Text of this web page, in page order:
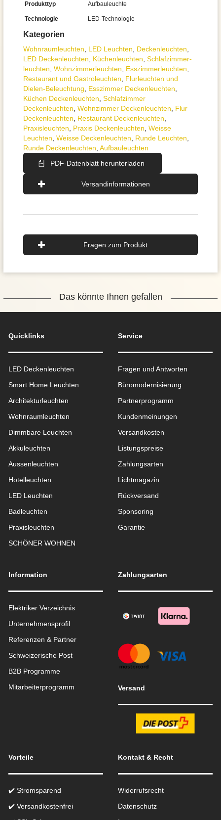
Kategorien
Wohnraum­leuchten LED Leuchten Decken­leuchten
LED Deckenleuchten
Küchenleuchten Schlafzimmer­
leuchten Wohnzimmer­leuchten Esszimmer­­leuchten
Restaurant und Gastroleuchten
Flurleuchten und
Dielen-Beleuchtung
Esszimmer Deckenleuchten
Küchen Deckenleuchten Schlafzimmer
Deckenleuchten Wohnzimmer Deckenleuchten
Flur
Deckenleuchten
Restaurant Deckenleuchten
Praxisleuchten
Praxis Deckenleuchten Weisse
Leuchten Weisse Deckenleuchten Runde Leuchten
Runde Deckenleuchten Aufbauleuchten
PDF-Datenblatt herunterladen
Versandinformationen
Produkttyp Aufbauleuchte
Technologie LED-Technologie
Fragen zum Produkt
Das könnte Ihnen gefallen
Quicklinks
LED Deckenleuchten
Smart Home Leuchten
Architekturleuchten
Wohnraum­leuchten
Dimmbare Leuchten
Akkuleuchten
Aussen­leuchten
Hotelleuchten
LED Leuchten
Badleuchten
Praxisleuchten
SCHÖNER WOHNEN
Service
Fragen und Antworten
Büromodernisierung
Partnerprogramm
Kundenmeinungen
Versandkosten
Listungspreise
Zahlungsarten
Lichtmagazin
Rückversand
Sponsoring
Garantie
Information
Elektriker Verzeichnis
Unternehmensprofil
Referenzen & Partner
Schweizerische Post
B2B Programme
Mitarbeiterprogramm
Zahlungsarten
Versand
Vorteile
✔️ Stromsparend
✔️ Versandkostenfrei
Kontakt & Recht
Widerrufsrecht
Datenschutz